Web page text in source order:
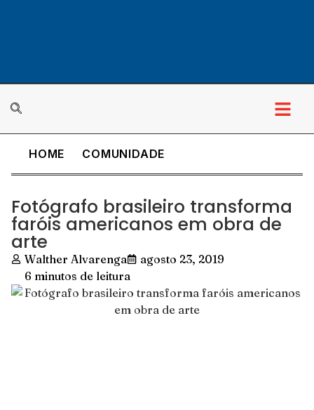
HOME COMUNIDADE
Fotógrafo brasileiro transforma
faróis americanos em obra de
arte
Walther Alvarenga
agosto 23, 2019
6 minutos de leitura